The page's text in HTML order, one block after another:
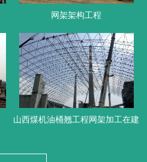
网架架构工程
山西煤机油桶翘工程网架加工在建